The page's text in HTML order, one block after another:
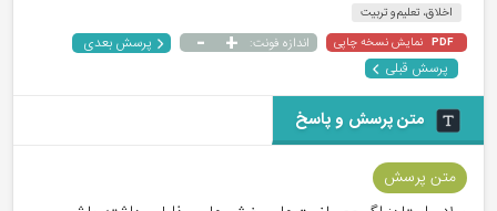
اخلاق، تعلیم و تربیت
PDF نمایش نسخه چاپی اندازه فونت: +
-
پرسش بعدی
پرسش قبلی
متن پرسش و پاسخ
متن پرسش